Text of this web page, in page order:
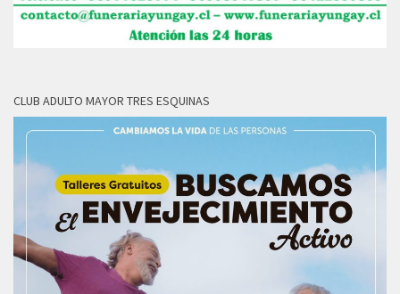
CLUB ADULTO MAYOR TRES ESQUINAS